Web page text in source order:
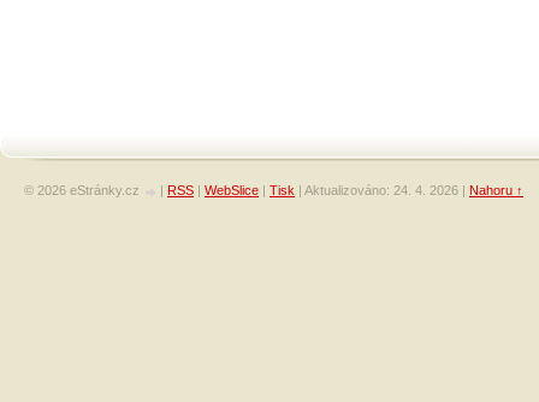
© 2026 eStránky.cz | RSS | WebSlice | Tisk | Aktualizováno: 24. 4. 2026 | Nahoru ↑